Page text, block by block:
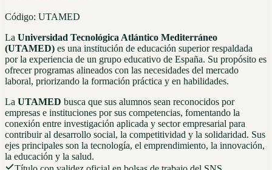
Código: UTAMED
La Universidad Tecnológica Atlántico Mediterráneo
(UTAMED) es una institución de educación superior respaldada
por la experiencia de un grupo educativo de España. Su propósito es
ofrecer programas alineados con las necesidades del mercado
laboral, priorizando la formación práctica y en habilidades.
La UTAMED busca que sus alumnos sean reconocidos por
empresas e instituciones por sus competencias, fomentando la
conexión entre investigación aplicada y sector empresarial para
contribuir al desarrollo social, la competitividad y la solidaridad. Sus
ejes principales son la tecnología, el emprendimiento, la innovación,
la educación y la salud.